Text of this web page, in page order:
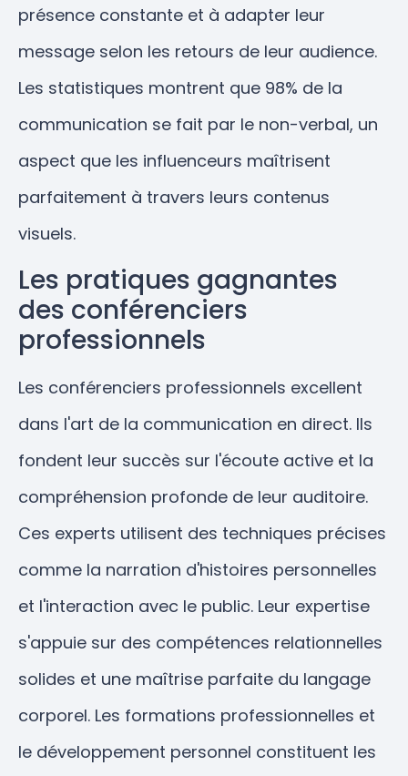
présence constante et à adapter leur
message selon les retours de leur audience.
Les statistiques montrent que 98% de la
communication se fait par le non-verbal, un
aspect que les influenceurs maîtrisent
parfaitement à travers leurs contenus
visuels.
Les pratiques gagnantes
des conférenciers
professionnels
Les conférenciers professionnels excellent
dans l'art de la communication en direct. Ils
fondent leur succès sur l'écoute active et la
compréhension profonde de leur auditoire.
Ces experts utilisent des techniques précises
comme la narration d'histoires personnelles
et l'interaction avec le public. Leur expertise
s'appuie sur des compétences relationnelles
solides et une maîtrise parfaite du langage
corporel. Les formations professionnelles et
le développement personnel constituent les